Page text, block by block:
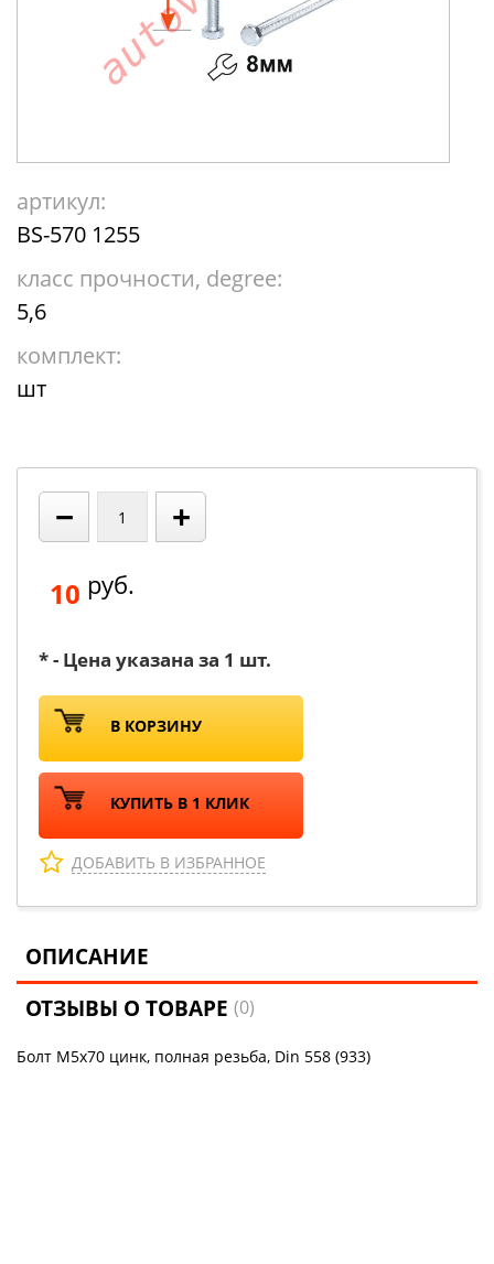
артикул:
BS-570 1255
класс прочности, degree:
5,6
комплект:
шт
− +
10 руб.
* - Цена указана за 1 шт.
В КОРЗИНУ
КУПИТЬ В 1 КЛИК
ДОБАВИТЬ В ИЗБРАННОЕ
ОПИСАНИЕ
ОТЗЫВЫ О ТОВАРЕ(0)
Болт М5х70 цинк, полная резьба, Din 558 (933)